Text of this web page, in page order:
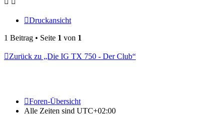
Druckansicht
1 Beitrag • Seite 1 von 1
Zurück zu „Die IG TX 750 - Der Club“
Foren-Übersicht
Alle Zeiten sind UTC+02:00